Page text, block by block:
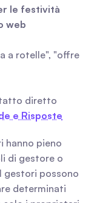
le festività
web
a rotelle", "offre
diretto
e Risposte
hanno pieno
di gestore o
possono
determinati